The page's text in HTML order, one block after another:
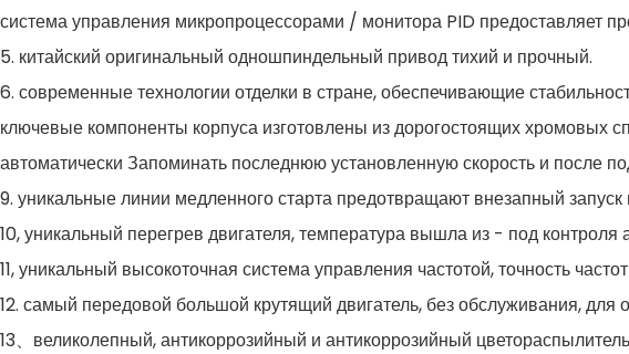
система управления микропроцессорами / монитора PID предоставляет
5. китайский оригинальный одношпиндельный привод тихий и прочный.
6. современные технологии отделки в стране, обеспечивающие
ключевые компоненты корпуса изготовлены из дорогостоящих хромовых
автоматически Запоминать последнюю установленную скорость и после
9. уникальные линии медленного старта предотвращают внезапный
10, уникальный перегрев двигателя, температура вышла из - под
11, уникальный высокоточная система управления частотой, точность
12. самый передовой большой крутящий двигатель, без обслуживания,
13、великолепный, антикоррозийный и антикоррозийный